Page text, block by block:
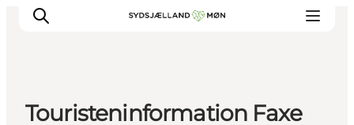
Touristeninformation Faxe